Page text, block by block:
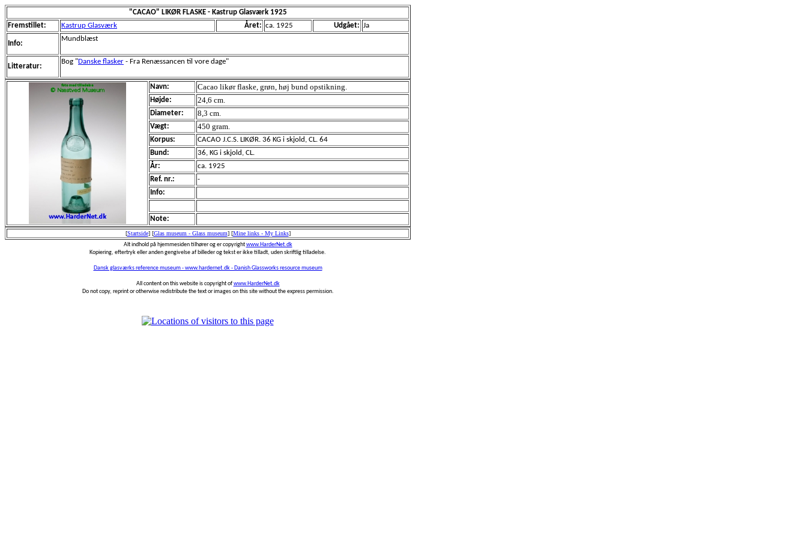
"CACAO" LIKØR FLASKE - Kastrup Glasværk 1925
Fremstillet:
Kastrup Glasværk Året: ca. 1925 Udgået: Ja
Info:
Mundblæst
Litteratur:
Bog "Danske flasker - Fra Renæssancen til vore dage"
Navn: Cacao likør flaske, grøn, høj bund opstikning.
Højde: 24,6 cm.
Diameter: 8,3 cm.
Vægt: 450 gram.
Korpus:
CACAO J.C.S. LIKØR. 36 KG i skjold, CL. 64
Bund:
36, KG i skjold, CL.
År:
ca. 1925
Ref. nr.:
-
Info:
Note:
[Startside] [Glas museum - Glass museum] [Mine links - My Links]
Alt indhold på hjemmesiden tilhører og er copyrightwww.HarderNet.dk
Kopiering, eftertryk eller anden gengivelse af billeder og tekst er ikke tilladt, uden skriftlig tilladelse.
Dansk glasværks reference museum - www.hardernet.dk - Danish Glassworks resource museum
All content on this website is copyright ofwww.HarderNet.dk
Do not copy, reprint or otherwise redistribute the text or images on this site without the express permission.